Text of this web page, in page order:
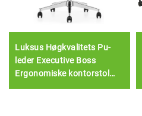
Luksus Høgkvalitets Pu-
leder Executive Boss
Ergonomiske kontorstol